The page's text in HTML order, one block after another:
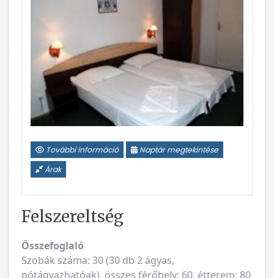
További információ
Naptár megtekintése
Árak
Felszereltség
Összefoglaló
Szobák száma: 30 (30 db 2 ágyas,
pótágyazhatóak), összes férőhely: 60, étterem: 80